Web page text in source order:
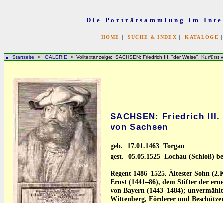
Die Porträtsammlung im
HOME | SUCHE & INDEX |KATALOGE
Startseite > GALERIE > Volltextanzeige: SACHSEN: Friedrich III. "der Weise", Kurfürst
SACHSEN: Friedrich
von Sachsen
geb.
17.01.1463 Torgau
gest.
05.05.1525 Lochau (Schloß)
Regent 1486–1525. Ältester Sohn
Ernst (1441–86), dem Stifter der
von Bayern (1443–1484);
Wittenberg, Förderer und